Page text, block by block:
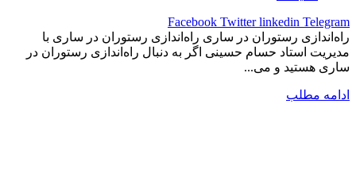
Facebook Twitter linkedin Telegram
راه‌اندازی رستوران در ساری راه‌اندازی رستوران در ساری با
مدیریت استاد حسام حسینی اگر به دنبال راه‌اندازی رستوران در
ساری هستید و می...
ادامه مطلب